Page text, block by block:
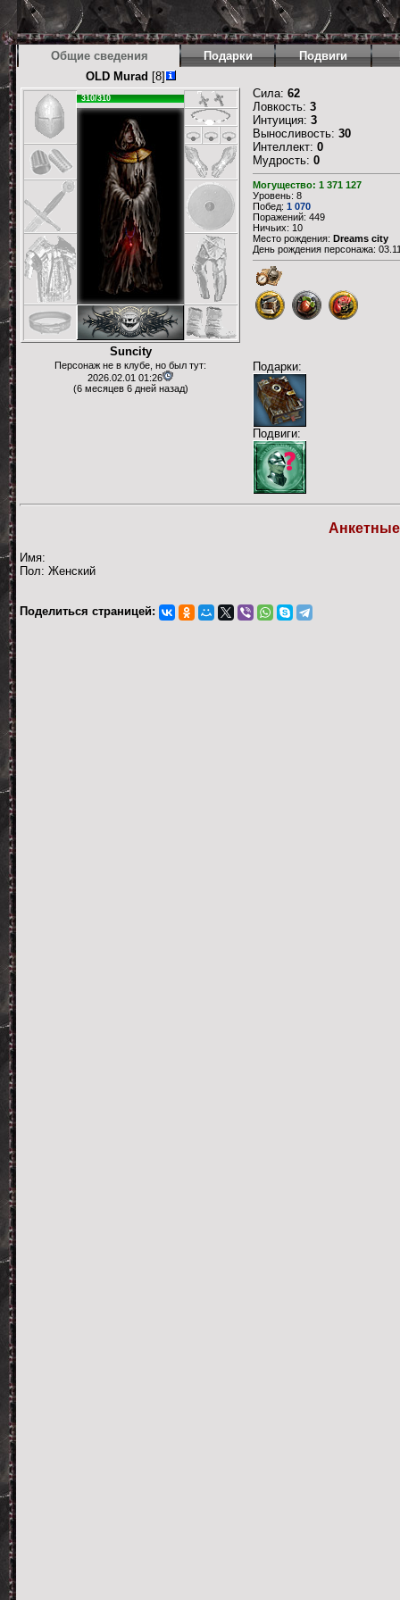
Общие сведения Подарки Подвиги
OLD Murad [8]
310/310
Suncity
Персонаж не в клубе, но был тут:
2026.02.01 01:26
(6 месяцев 6 дней назад)
Сила: 62
Ловкость: 3
Интуиция: 3
Выносливость: 30
Интеллект: 0
Мудрость: 0
Могущество: 1 371 127
Уровень: 8
Побед: 1 070
Поражений: 449
Ничьих: 10
Место рождения: Dreams city
День рождения персонажа:
Подарки:
Подвиги:
Имя:
Пол: Женский
Поделиться страницей: